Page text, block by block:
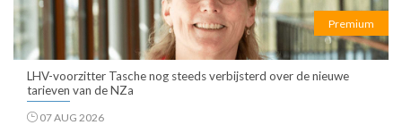
Premium
LHV-voorzitter Tasche nog steeds verbijsterd over de nieuwe
tarieven van de NZa
07 AUG 2026